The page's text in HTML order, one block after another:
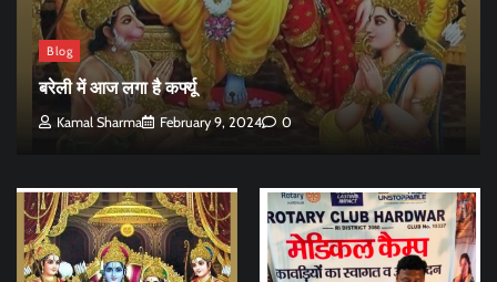
Blog
बरेली में आज लगा है कर्फ्यू
Kamal Sharma February 9, 2024 0